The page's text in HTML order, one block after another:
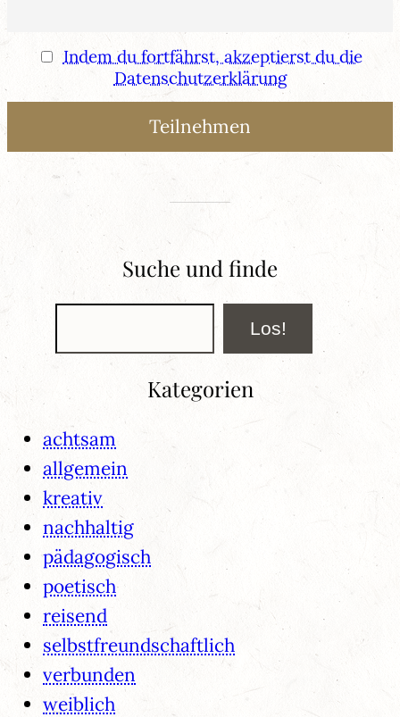
Indem du fortfährst, akzeptierst du die
Datenschutzerklärung
Suche und finde
Suchen Los!
Kategorien
achtsam
allgemein
kreativ
nachhaltig
pädagogisch
poetisch
reisend
selbstfreundschaftlich
verbunden
weiblich